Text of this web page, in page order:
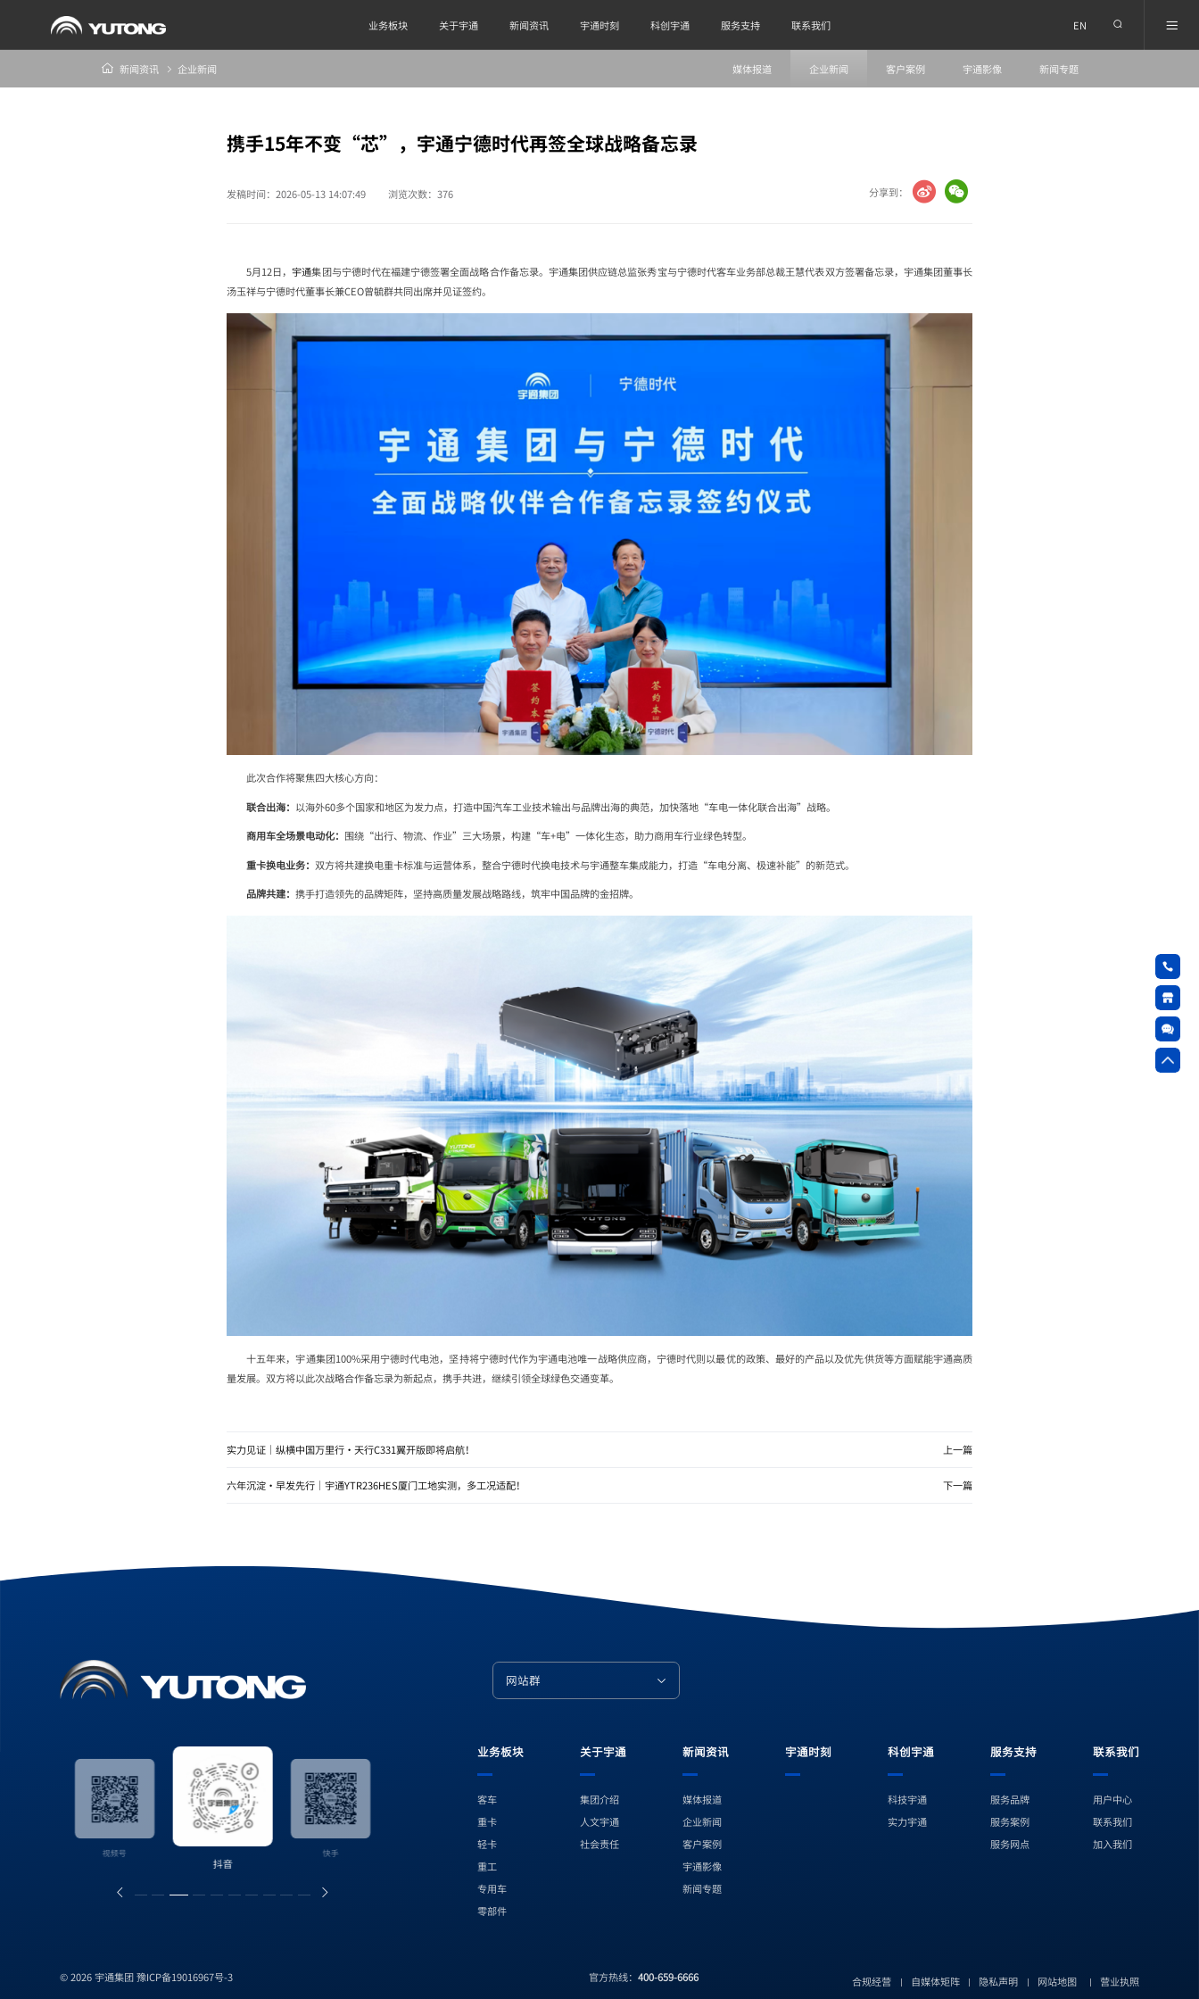
业务板块 关于宇通 新闻资讯 宇通时刻 科创宇通 服务支持 联系我们 EN
新闻资讯 企业新闻 媒体报道 企业新闻 客户案例 宇通影像 新闻专题
携手15年不变“芯”，宇通宁德时代再签全球战略备忘录
发稿时间：2026-05-13 14:07:49 浏览次数： 376 分享到：
5月12日，宇通集团与宁德时代在福建宁德签署全面战略合作备忘录。宇通集团供应链总监张秀宝与宁德时代客车业务部总裁王慧代表双方签署备忘录，宇通集团董事长
汤玉祥与宁德时代董事长兼CEO曾毓群共同出席并见证签约。
此次合作将聚焦四大核心方向：
联合出海： 以海外60多个国家和地区为发力点，打造中国汽车工业技术输出与品牌出海的典范，加快落地“车电一体化联合出海”战略。
商用车全场景电动化： 围绕“出行、物流、作业”三大场景，构建“车+电”一体化生态，助力商用车行业绿色转型。
重卡换电业务： 双方将共建换电重卡标准与运营体系，整合宁德时代换电技术与宇通整车集成能力，打造“车电分离、极速补能”的新范式。
品牌共建：携手打造领先的品牌矩阵，坚持高质量发展战略路线，筑牢中国品牌的金招牌。
十五年来，宇通集团100%采用宁德时代电池，坚持将宁德时代作为宇通电池唯一战略供应商，宁德时代则以最优的政策、最好的产品以及优先供货等方面赋能宇通高质
量发展。双方将以此次战略合作备忘录为新起点，携手共进，继续引领全球绿色交通变革。
实力见证｜纵横中国万里行·天行C331翼开版即将启航！ 上一篇
六年沉淀・早发先行｜宇通YTR236HES厦门工地实测，多工况适配！ 下一篇
网站群
视频号
抖音
快手 爱奇艺 微信公众号
业务板块
客车
重卡
轻卡
重工
专用车
零部件
关于宇通
集团介绍
人文宇通
社会责任
新闻资讯
媒体报道
企业新闻
客户案例
宇通影像
新闻专题
宇通时刻 科创宇通
科技宇通
实力宇通
服务支持
服务品牌
服务案例
服务网点
联系我们
用户中心
联系我们
加入我们
© 2026 宇通集团豫ICP备19016967号-3 官方热线：400-659-6666 合规经营 自媒体矩阵 隐私声明 网站地图 营业执照